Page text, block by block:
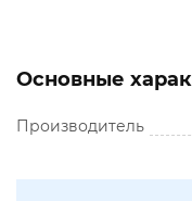
Основные
Производитель